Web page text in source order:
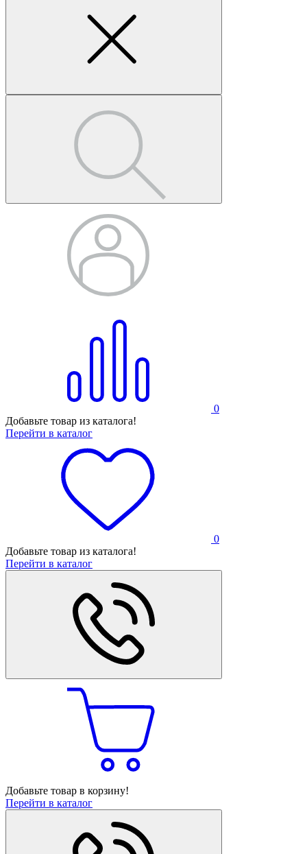
0
Добавьте товар из каталога!
Перейти в каталог
0
Добавьте товар из каталога!
Перейти в каталог
Добавьте товар в корзину!
Перейти в каталог